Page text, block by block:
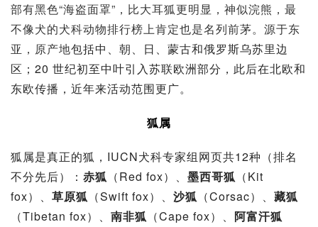
部有黑色“海盗面罩”，比大耳狐更明显，神似浣熊，最
不像犬的犬科动物排行榜上肯定也是名列前茅。源于东
亚，原产地包括中、朝、日、蒙古和俄罗斯乌苏里边
区；20 世纪初至中叶引入苏联欧洲部分，此后在北欧和
东欧传播，近年来活动范围更广。
狐属
狐属是真正的狐，IUCN犬科专家组网页共12种（排名
不分先后）： 赤狐 （Red fox）、 墨西哥狐 （Kit
fox）、 草原狐 （Swift fox）、 沙狐 （Corsac）、 藏狐
（Tibetan fox）、 南非狐 （Cape fox）、 阿富汗狐